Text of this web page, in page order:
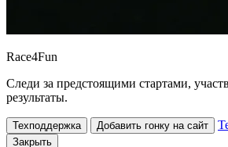
Race4Fun
Следи за предстоящими стартами,
результаты.
Техподдержка Добавить гонку на сайт
Закрыть